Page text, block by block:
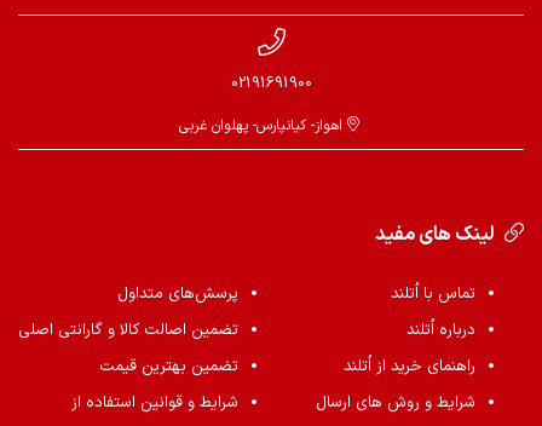
02191691900
اهواز- کیانپارس- پهلوان غربی
لینک های مفید
تماس با اُتلند
درباره اُتلند
راهنمای خرید از اُتلند
شرایط و روش های ارسال
پرسش‌های متداول
تضمین اصالت کالا و گارانتی اصلی
تضمین بهترین قیمت
شرایط و قوانین استفاده از